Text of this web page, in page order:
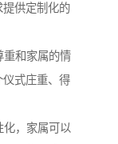
供定制化的
重和家属的情
式庄重、得
化，家属可以